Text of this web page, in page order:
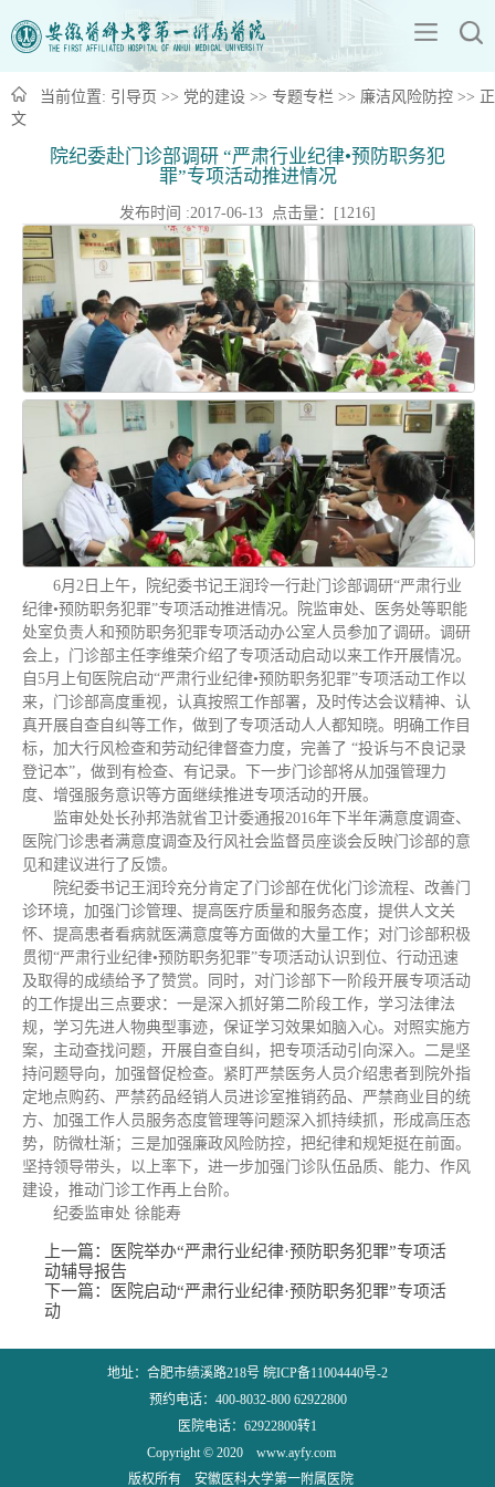
当前位置: 引导页 >> 党的建设 >> 专题专栏 >> 廉洁风险防控 >> 正
文
院纪委赴门诊部调研 “严肃行业纪律•预防职务犯
罪”专项活动推进情况
发布时间 :2017-06-13 点击量：[1216]
6月2日上午，院纪委书记王润玲一行赴门诊部调研“严肃行业
纪律•预防职务犯罪”专项活动推进情况。院监审处、医务处等职能
处室负责人和预防职务犯罪专项活动办公室人员参加了调研。调研
会上，门诊部主任李维荣介绍了专项活动启动以来工作开展情况。
自5月上旬医院启动“严肃行业纪律•预防职务犯罪”专项活动工作以
来，门诊部高度重视，认真按照工作部署，及时传达会议精神、认
真开展自查自纠等工作，做到了专项活动人人都知晓。明确工作目
标，加大行风检查和劳动纪律督查力度，完善了 “投诉与不良记录
登记本”，做到有检查、有记录。下一步门诊部将从加强管理力
度、增强服务意识等方面继续推进专项活动的开展。
监审处处长孙邦浩就省卫计委通报2016年下半年满意度调查、
医院门诊患者满意度调查及行风社会监督员座谈会反映门诊部的意
见和建议进行了反馈。
院纪委书记王润玲充分肯定了门诊部在优化门诊流程、改善门
诊环境，加强门诊管理、提高医疗质量和服务态度，提供人文关
怀、提高患者看病就医满意度等方面做的大量工作；对门诊部积极
贯彻“严肃行业纪律•预防职务犯罪”专项活动认识到位、行动迅速
及取得的成绩给予了赞赏。同时，对门诊部下一阶段开展专项活动
的工作提出三点要求：一是深入抓好第二阶段工作，学习法律法
规，学习先进人物典型事迹，保证学习效果如脑入心。对照实施方
案，主动查找问题，开展自查自纠，把专项活动引向深入。二是坚
持问题导向，加强督促检查。紧盯严禁医务人员介绍患者到院外指
定地点购药、严禁药品经销人员进诊室推销药品、严禁商业目的统
方、加强工作人员服务态度管理等问题深入抓持续抓，形成高压态
势，防微杜渐；三是加强廉政风险防控，把纪律和规矩挺在前面。
坚持领导带头，以上率下，进一步加强门诊队伍品质、能力、作风
建设，推动门诊工作再上台阶。
纪委监审处 徐能寿
上一篇：
医院举办“严肃行业纪律·预防职务犯罪”专项活
动辅导报告
下一篇：
医院启动“严肃行业纪律·预防职务犯罪”专项活
动
地址：合肥市绩溪路218号 皖ICP备11004440号-2
预约电话：400-8032-800 62922800
医院电话：62922800转1
Copyright © 2020 www.ayfy.com
版权所有 安徽医科大学第一附属医院